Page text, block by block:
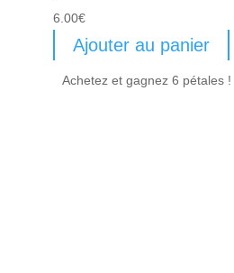
6.00€
Ajouter au panier
Achetez et gagnez 6 pétales !